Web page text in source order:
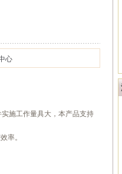
心
施工作量具大，本产品支持
率。